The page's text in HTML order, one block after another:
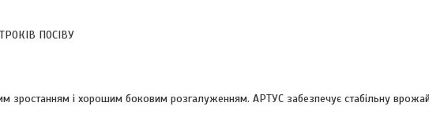
ПОСІВУ
зростанням і хорошим боковим розгалуженням. АРТУС забезпечує стабільну